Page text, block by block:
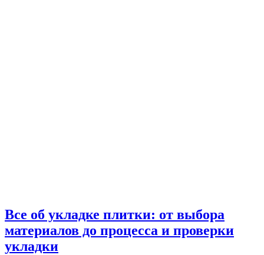
Все об укладке плитки: от выбора
материалов до процесса и проверки
укладки